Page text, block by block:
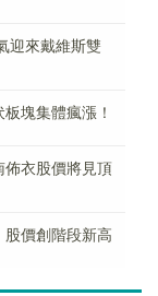
迎來戴維斯雙
塊集體瘋漲！
佈衣股價將見頂
股價創階段新高